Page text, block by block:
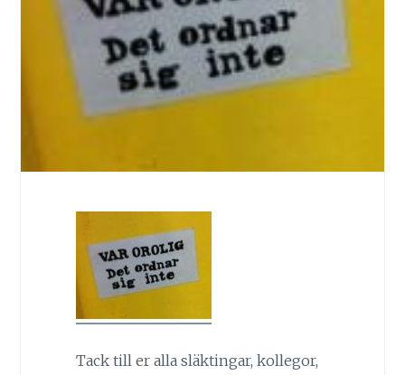
Tack till er alla släktingar, kollegor,